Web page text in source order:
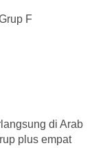
F
di Arab
plus empat